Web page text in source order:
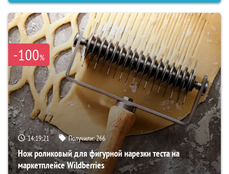
-100%
14:19:19 Получили:266
Нож роликовый для фигурной нарезки теста на
маркетплейсе Wildberries